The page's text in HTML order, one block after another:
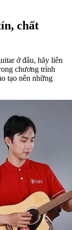
chất
ở đâu, hãy liên
chương trình
tạo nên những